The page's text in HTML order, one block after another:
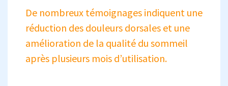
De nombreux témoignages indiquent une
réduction des douleurs dorsales et une
amélioration de la qualité du sommeil
après plusieurs mois d’utilisation.